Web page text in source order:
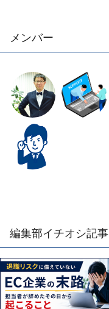
メンバー
編集部イチオシ記事